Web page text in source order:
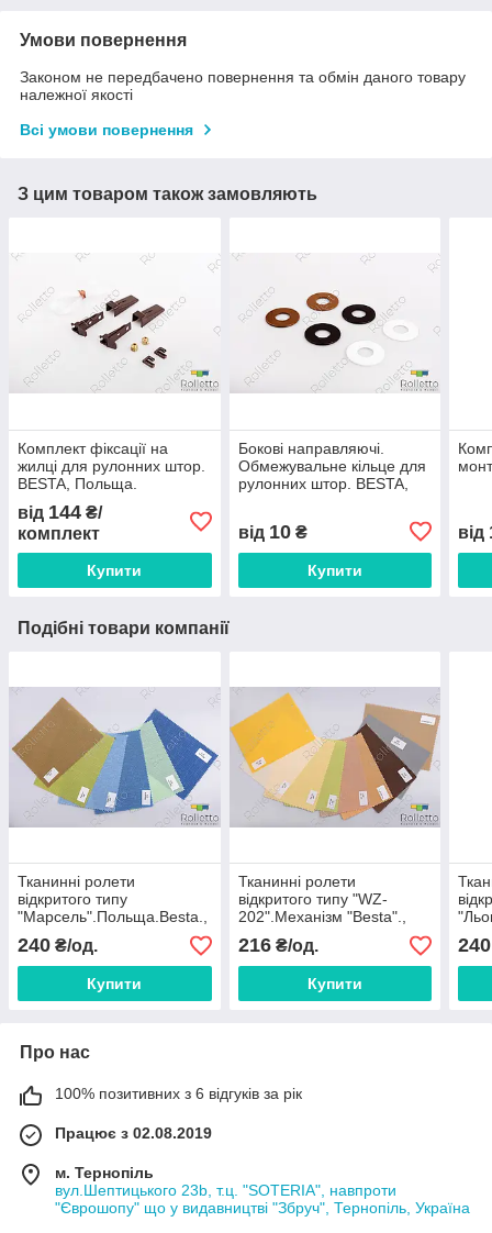
Умови повернення
Законом не передбачено повернення та обмін даного товару
належної якості
Всі умови повернення
З цим товаром також замовляють
Комплект фіксації на
жилці для рулонних штор.
BESTA, Польща.
від 144 ₴/
комплект
Купити
Бокові направляючі.
Обмежувальне кільце для
рулонних штор. BESTA,
від 10₴
Купити
від
Подібні товари компанії
Тканинні ролети
відкритого типу
"Марсель".Польща.Besta.,
240 ₴/од.
Купити
Тканинні ролети
відкритого типу "WZ-
202".Механізм "Besta".,
216₴/од.
Купити
240
Про нас
100% позитивних з 6 відгуків за рік
Працює з 02.08.2019
м. Тернопіль
вул.Шептицького 23b, т.ц. "SOTERIA", навпроти
"Єврошопу" що у видавництві "Збруч", Тернопіль, Україна